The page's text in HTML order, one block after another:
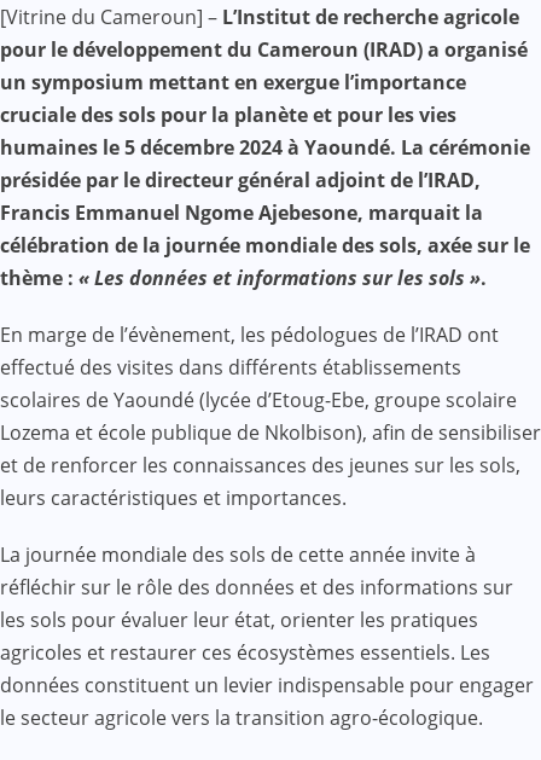
Mail
[Vitrine du Cameroun] – L’Institut de recherche agricole
pour le développement du Cameroun (IRAD) a organisé
un symposium mettant en exergue l’importance
cruciale des sols pour la planète et pour les vies
humaines le 5 décembre 2024 à Yaoundé. La cérémonie
présidée par le directeur général adjoint de l’IRAD,
Francis Emmanuel Ngome Ajebesone, marquait la
célébration de la journée mondiale des sols, axée sur le
thème : « Les données et informations sur les sols ».
En marge de l’évènement, les pédologues de l’IRAD ont
effectué des visites dans différents établissements
scolaires de Yaoundé (lycée d’Etoug-Ebe, groupe scolaire
Lozema et école publique de Nkolbison), afin de sensibiliser
et de renforcer les connaissances des jeunes sur les sols,
leurs caractéristiques et importances.
La journée mondiale des sols de cette année invite à
réfléchir sur le rôle des données et des informations sur
les sols pour évaluer leur état, orienter les pratiques
agricoles et restaurer ces écosystèmes essentiels. Les
données constituent un levier indispensable pour engager
le secteur agricole vers la transition agro-écologique.